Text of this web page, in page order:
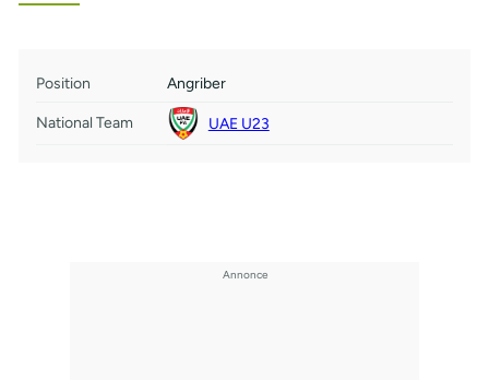
Position Angriber
National Team UAE U23